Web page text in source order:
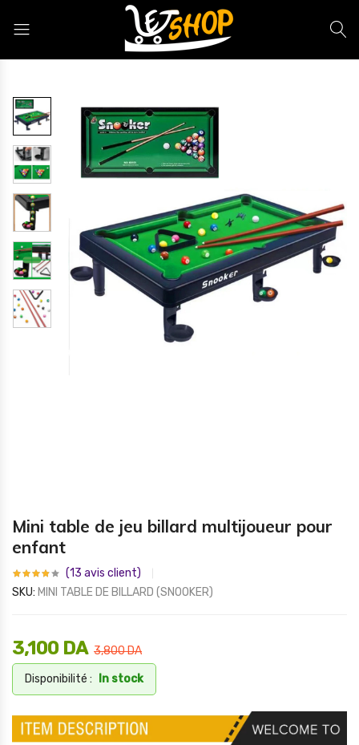
Mini table de jeu billard multijoueur pour
enfant
(13 avis client)
SKU: MINI TABLE DE BILLARD (SNOOKER)
3,800DA
3,100 DA
Disponibilité : In stock